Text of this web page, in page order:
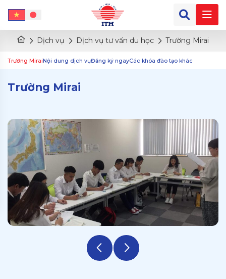
Dịch vụ Dịch vụ tư vấn du học Trường Mirai
Trường MiraiNội dung dịch vụĐăng ký ngayCác khóa đào tạo khác
Trường Mirai